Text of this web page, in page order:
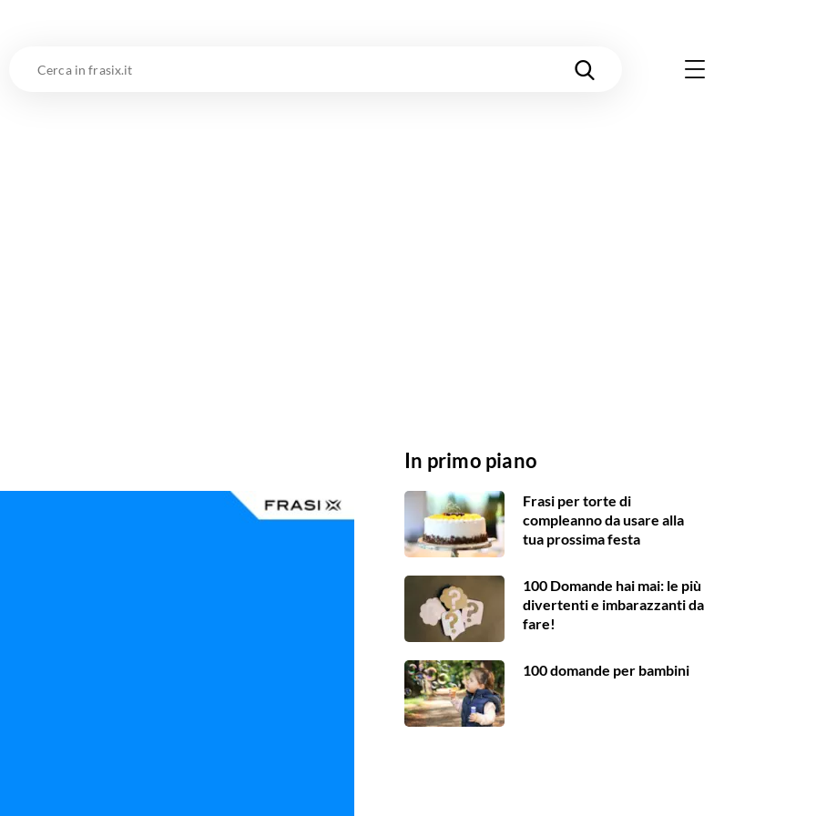
In primo piano
Frasi per torte di
compleanno da usare alla
tua prossima festa
100 Domande hai mai: le più
divertenti e imbarazzanti da
fare!
100 domande per bambini